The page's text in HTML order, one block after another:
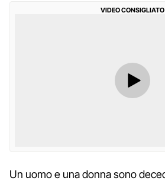
VIDEO CONSIGLIATO
Un uomo e una donna sono